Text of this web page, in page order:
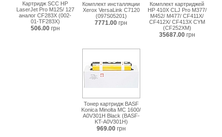
Картридж SCC HP
LaserJet Pro M125/ 127
аналог CF283X (002-
01-TF283X)
506.00 грн
Комплект инсталляции
Xerox VersaLink C7120
(097S05201)
7771.00 грн
Комплект картриджей
HP 410X CLJ Pro M377/
M452/ M477/ CF411X/
CF412X/ CF413X CYM
(CF252XM)
35687.00 грн
Тонер картридж BASF
Konica Minolta MC 1600/
A0V301H Black (BASF-
KT-A0V301H)
969.00 грн